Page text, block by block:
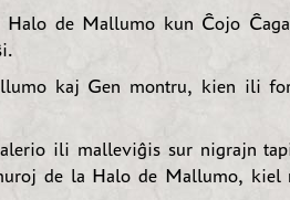
de Mallumo kun Ĉojo
kaj Gen montru, kien ili
ili malleviĝis sur nigrajn
de la Halo de Mallumo, kiel